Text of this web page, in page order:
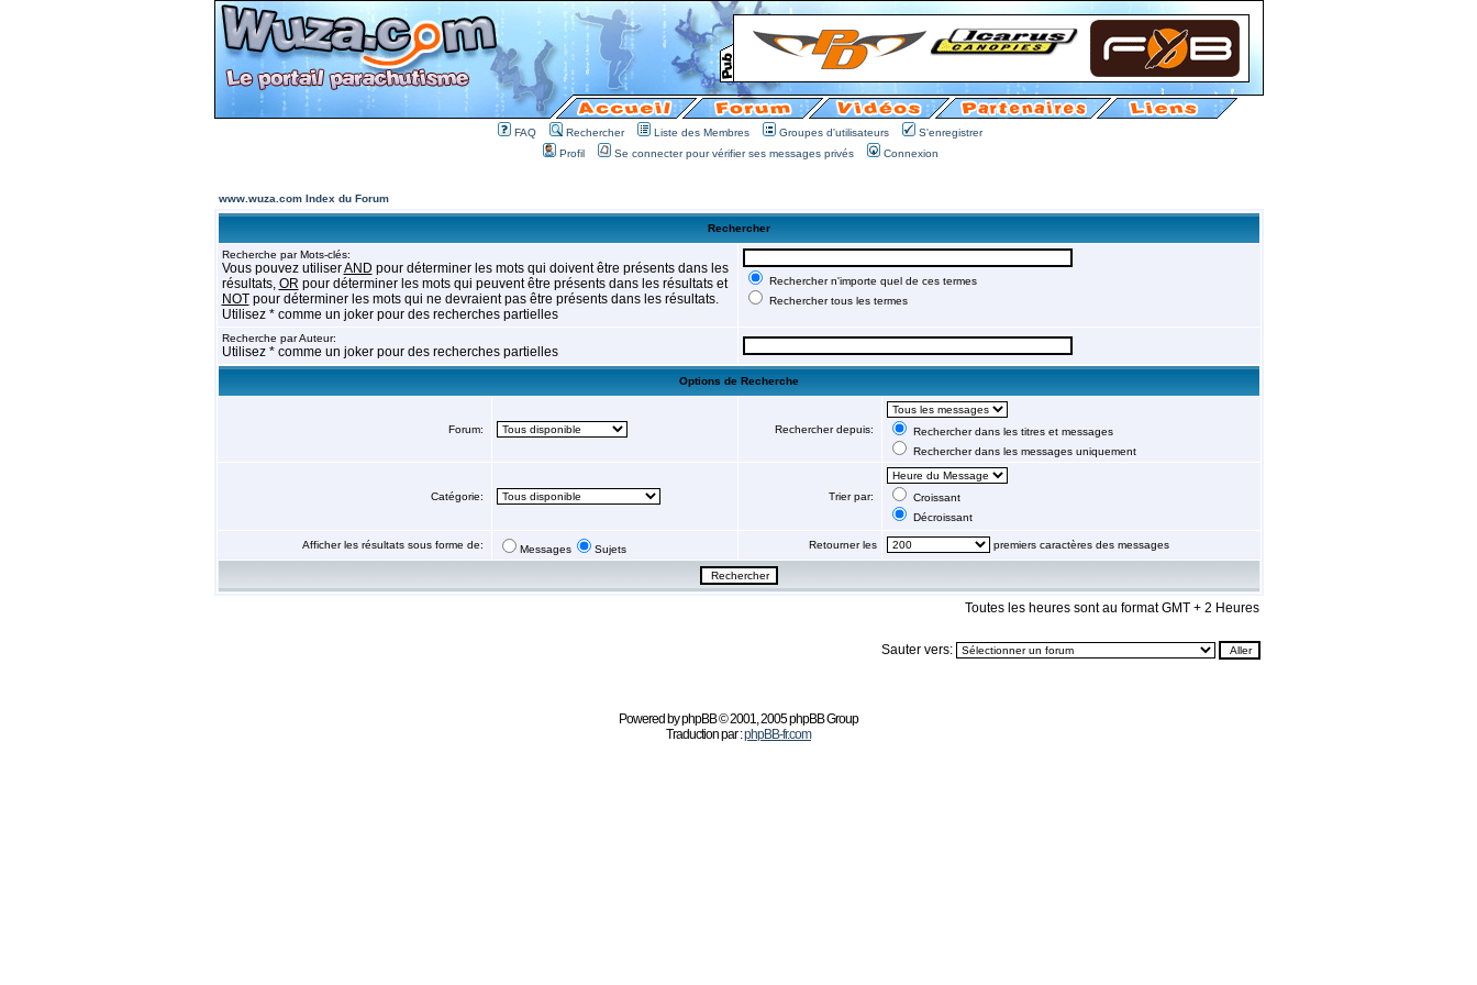
FAQ Rechercher Liste des Membres Groupes d'utilisateurs
S'enregistrer
Profil
Se connecter pour vérifier ses messages privés Connexion
www.wuza.com Index du Forum
Rechercher
Recherche par Mots-clés:
Vous pouvez utiliserAND pour déterminer les mots qui doivent être présents dans les
résultats, OR pour déterminer les mots qui peuvent être présents dans les résultats et
NOTpour déterminer les mots qui ne devraient pas être présents dans les résultats.
Utilisez * comme un joker pour des recherches partielles
Rechercher n'importe quel de ces termes
Rechercher tous les termes
Recherche par Auteur:
Utilisez * comme un joker pour des recherches partielles
Options de Recherche
Forum: Rechercher depuis:
Rechercher dans les titres et messages
Rechercher dans les messages uniquement
Catégorie: Trier par:
Croissant
Décroissant
Afficher les résultats sous forme de: Messages Sujets Retourner les premiers caractères des messages
Toutes les heures sont au format GMT + 2 Heures
Sauter vers:
Powered byphpBB© 2001, 2005 phpBB Group
Traduction par :phpBB-fr.com